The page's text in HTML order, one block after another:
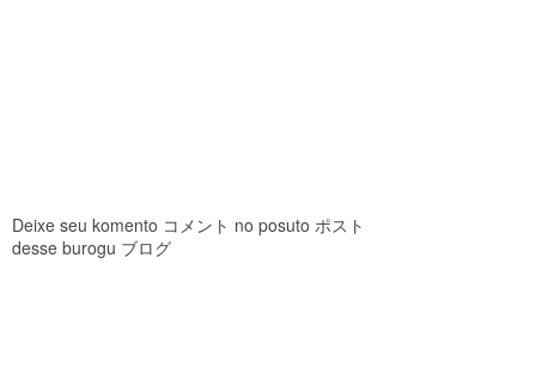
Deixe seu komento コメント no posuto ポスト
desse burogu ブログ